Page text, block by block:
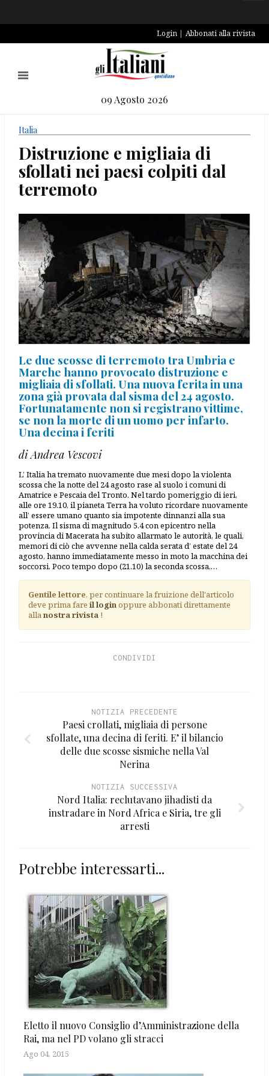
Login Abbonati alla rivista
09 Agosto 2026
Italia
Distruzione e migliaia di
sfollati nei paesi colpiti dal
terremoto
Le due scosse di terremoto tra Umbria e
Marche hanno provocato distruzione e
migliaia di sfollati. Una nuova ferita in una
zona già provata dal sisma del 24 agosto.
Fortunatamente non si registrano vittime,
se non la morte di un uomo per infarto.
Una decina i feriti
di Andrea Vescovi
L’ Italia ha tremato nuovamente due mesi dopo la violenta
scossa che la notte del 24 agosto rase al suolo i comuni di
Amatrice e Pescaia del Tronto. Nel tardo pomeriggio di ieri,
alle ore 19.10, il pianeta Terra ha voluto ricordare nuovamente
all’ essere umano quanto sia impotente dinnanzi alla sua
potenza. Il sisma di magnitudo 5.4 con epicentro nella
provincia di Macerata ha subito allarmato le autorità, le quali,
memori di ciò che avvenne nella calda serata d’ estate del 24
agosto, hanno immediatamente messo in moto la macchina dei
soccorsi. Poco tempo dopo (21.10) la seconda scossa,…
Gentile lettore, per continuare la fruizione dell'articolo
deve prima fare il loginoppure abbonati direttamente
allanostra rivista !
CONDIVIDI
NOTIZIA PRECEDENTE
Paesi crollati, migliaia di persone
sfollate, una decina di feriti. E’ il bilancio
delle due scosse sismiche nella Val
Nerina
NOTIZIA SUCCESSIVA
Nord Italia: reclutavano jihadisti da
instradare in Nord Africa e Siria, tre gli
arresti
Potrebbe interessarti...
Eletto il nuovo Consiglio d’Amministrazione della
Rai, ma nel PD volano gli stracci
Ago 04, 2015